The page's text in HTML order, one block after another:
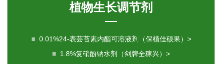
植物生长调节剂
■ 0.01%24-表芸苔素内酯可溶液剂（保植佳硕果）>
■ 1.8%复硝酚钠水剂（剑牌全稼兴）>